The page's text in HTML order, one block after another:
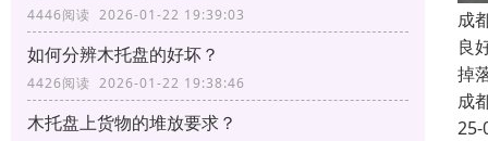
4446阅读 2026-01-22 19:39:03
如何分辨木托盘的好坏？
4426阅读 2026-01-22 19:38:46
木托盘上货物的堆放要求？
成
良
掉
成
25-